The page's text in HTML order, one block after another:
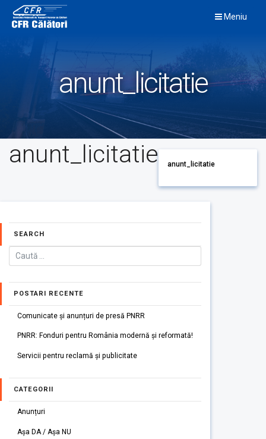
content
Meniu
anunt_licitatie
anunt_licitatie anunt_licitatie
SEARCH
POSTARI RECENTE
Comunicate și anunțuri de presă PNRR
PNRR: Fonduri pentru România modernă și reformată!
Servicii pentru reclamă și publicitate
CATEGORII
Anunțuri
Așa DA / Așa NU